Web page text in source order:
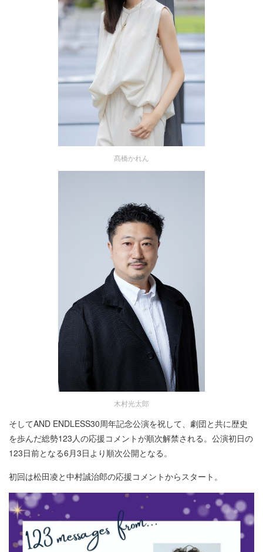
髙橋かれん
木村光太郎
そしてAND ENDLESS30周年記念公演を祝して、劇団と共に歴史
を歩んだ総勢123人の応援コメントが順次解禁される。公演初日の
123日前となる6月3日より順次公開となる。
初回は松田凌と中村誠治郎の応援コメントからスタート。